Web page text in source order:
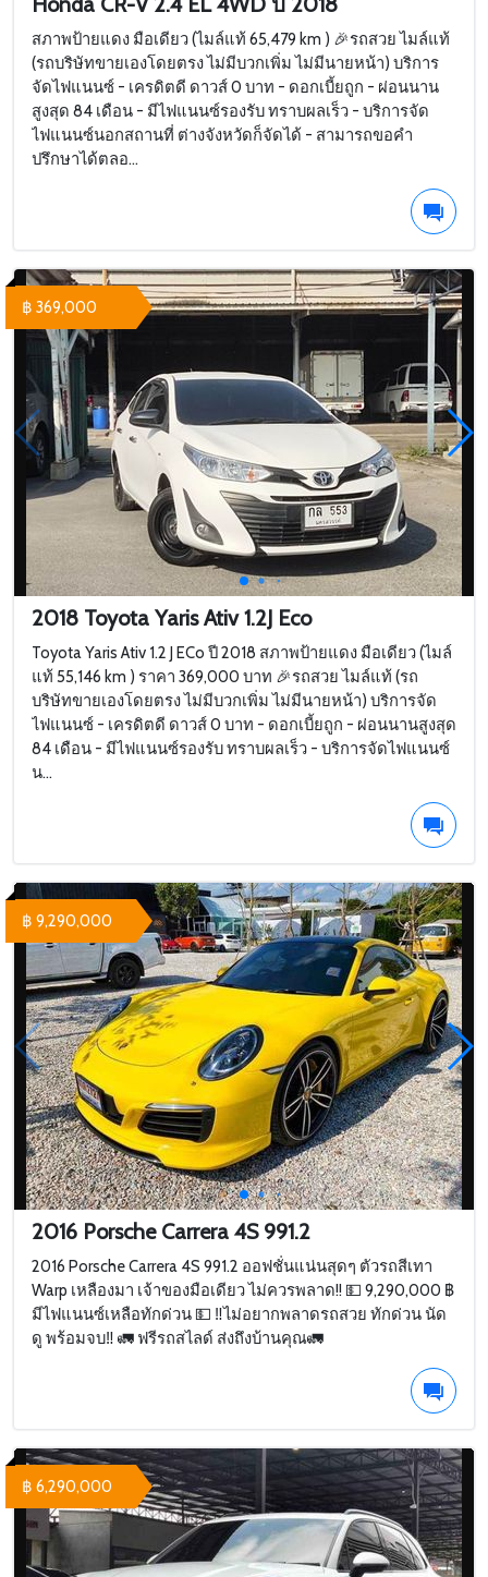
สภาพป้ายแดง มือเดียว (ไมล์แท้ 65,479 km ) 🎉รถสวย ไมล์แท้
(รถบริษัทขายเองโดยตรง ไม่มีบวกเพิ่ม ไม่มีนายหน้า) บริการ
จัดไฟแนนซ์ - เครดิตดี ดาวส์ 0 บาท - ดอกเบี้ยถูก - ผ่อนนาน
สูงสุด 84 เดือน - มีไฟแนนซ์รองรับ ทราบผลเร็ว - บริการจัด
ไฟแนนซ์นอกสถานที่ ต่างจังหวัดก็จัดได้ - สามารถขอคำ
ปรึกษาได้ตลอ...
2018 Toyota Yaris Ativ 1.2J Eco
Toyota Yaris Ativ 1.2 J ECo ปี 2018 สภาพป้ายแดง มือเดียว (ไมล์
แท้ 55,146 km ) ราคา 369,000 บาท 🎉รถสวย ไมล์แท้ (รถ
บริษัทขายเองโดยตรง ไม่มีบวกเพิ่ม ไม่มีนายหน้า) บริการจัด
ไฟแนนซ์ - เครดิตดี ดาวส์ 0 บาท - ดอกเบี้ยถูก - ผ่อนนานสูงสุด
84 เดือน - มีไฟแนนซ์รองรับ ทราบผลเร็ว - บริการจัดไฟแนนซ์
น...
฿ 369,000
2016 Porsche Carrera 4S 991.2
2016 Porsche Carrera 4S 991.2 ออฟชั่นแน่นสุดๆ ตัวรถสีเทา
Warp เหลืองมา เจ้าของมือเดียว ไม่ควรพลาด!! 💵 9,290,000 ฿
มีไฟแนนซ์เหลือทักด่วน 💵 ‼️ไม่อยากพลาดรถสวย ทักด่วน นัด
ดู พร้อมจบ‼️ 🚛 ฟรีรถสไลด์ ส่งถึงบ้านคุณ🚛
฿ 9,290,000
฿ 6,290,000